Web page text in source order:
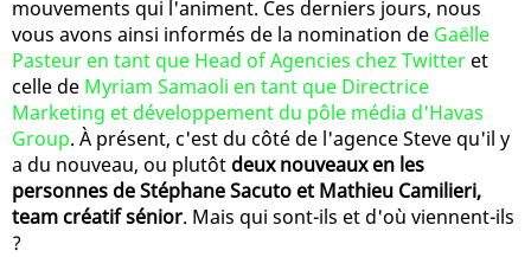
mouvements qui l'animent. Ces derniers jours, nous
vous avons ainsi informés de la nomination de Gaëlle
Pasteur en tant que Head of Agencies chez Twitter et
celle de Myriam Samaoli en tant que Directrice
Marketing et développement du pôle média d'Havas
Group. À présent, c'est du côté de l'agence Steve qu'il y
a du nouveau, ou plutôt deux nouveaux en les
personnes de Stéphane Sacuto et Mathieu Camilieri,
team créatif sénior. Mais qui sont-ils et d'où viennent-ils
?